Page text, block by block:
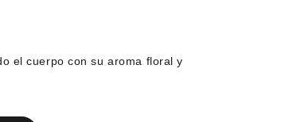
el cuerpo con su aroma floral y